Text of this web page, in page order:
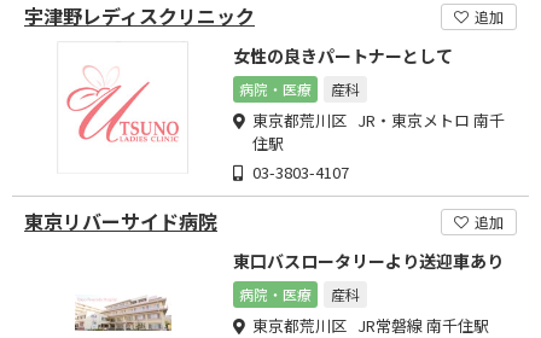
宇津野レディスクリニック 追加
女性の良きパートナーとして
病院・医療 産科
東京都荒川区 JR・東京メトロ 南千
住駅
03-3803-4107
東京リバーサイド病院 追加
東口バスロータリーより送迎車あり
病院・医療 産科
東京都荒川区 JR常磐線 南千住駅